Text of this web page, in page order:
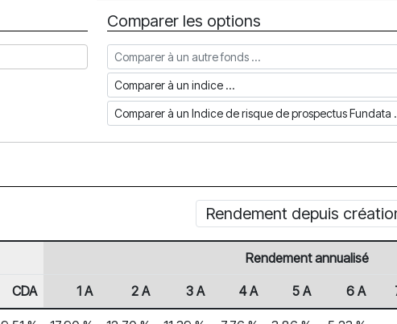
Comparer les options
Comparer à un autre fonds
Comparer à un indice
Comparer à un Indice de risque de prospectus
Rendement depuis
Rendement annualisé
CDA 1 A 2 A 3 A 4 A 5 A 6 A